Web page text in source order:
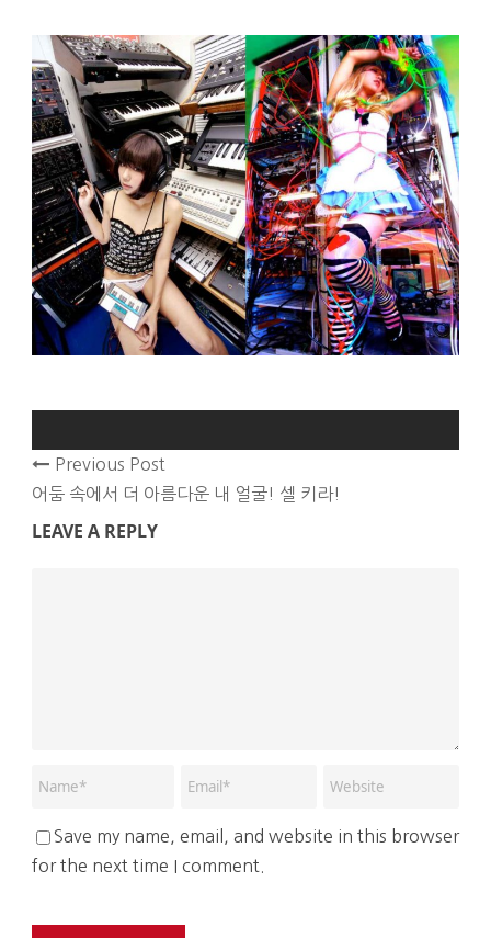
Previous Post
어둠 속에서 더 아름다운 내 얼굴! 셀 키라!
LEAVE A REPLY
Save my name, email, and website in this browser
for the next time I comment.